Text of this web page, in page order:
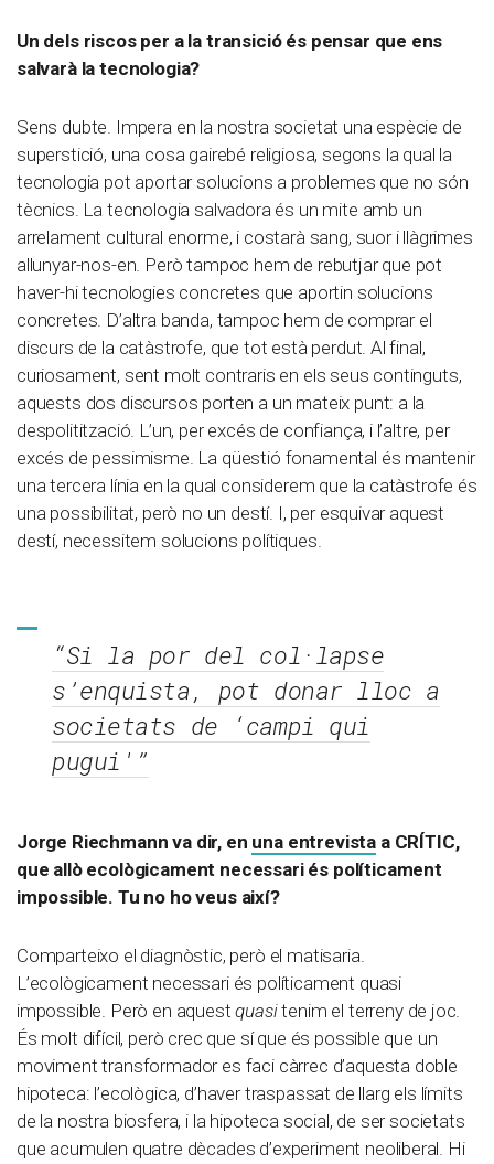
Un dels riscos per a la transició és pensar que ens
salvarà la tecnologia?
Sens dubte. Impera en la nostra societat una espècie de
superstició, una cosa gairebé religiosa, segons la qual la
tecnologia pot aportar solucions a problemes que no són
tècnics. La tecnologia salvadora és un mite amb un
arrelament cultural enorme, i costarà sang, suor i llàgrimes
allunyar-nos-en. Però tampoc hem de rebutjar que pot
haver-hi tecnologies concretes que aportin solucions
concretes. D’altra banda, tampoc hem de comprar el
discurs de la catàstrofe, que tot està perdut. Al final,
curiosament, sent molt contraris en els seus continguts,
aquests dos discursos porten a un mateix punt: a la
despolitització. L’un, per excés de confiança, i l’altre, per
excés de pessimisme. La qüestió fonamental és mantenir
una tercera línia en la qual considerem que la catàstrofe és
una possibilitat, però no un destí. I, per esquivar aquest
destí, necessitem solucions polítiques.
“Si la por del col·lapse
s’enquista, pot donar lloc a
societats de ‘campi qui
pugui'”
Jorge Riechmann va dir, en una entrevista a CRÍTIC,
que allò ecològicament necessari és políticament
impossible. Tu no ho veus així?
Comparteixo el diagnòstic, però el matisaria.
L’ecològicament necessari és políticament quasi
impossible. Però en aquestquasitenim el terreny de joc.
És molt difícil, però crec que sí que és possible que un
moviment transformador es faci càrrec d’aquesta doble
hipoteca: l’ecològica, d’haver traspassat de llarg els límits
de la nostra biosfera, i la hipoteca social, de ser societats
que acumulen quatre dècades d’experiment neoliberal. Hi